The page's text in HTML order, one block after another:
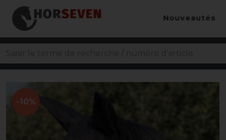
Nouveautés
-10%